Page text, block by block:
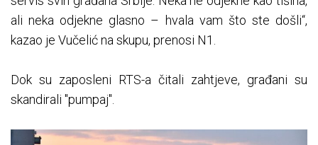
ali neka odjekne glasno – hvala vam što ste došli“,
kazao je Vučelić na skupu, prenosi N1.
Dok su zaposleni RTS-a čitali zahtjeve, građani su
skandirali "pumpaj".